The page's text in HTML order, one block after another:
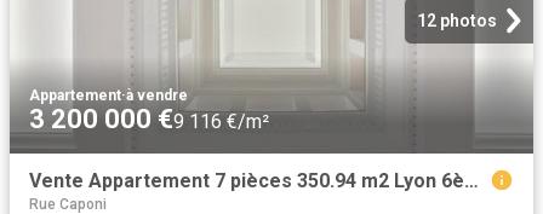
12 photos
Appartement·à vendre
3 200 000 €9 116 €/m²
Vente Appartement 7 pièces 350.94 m2 Lyon 6ème
Rue Caponi